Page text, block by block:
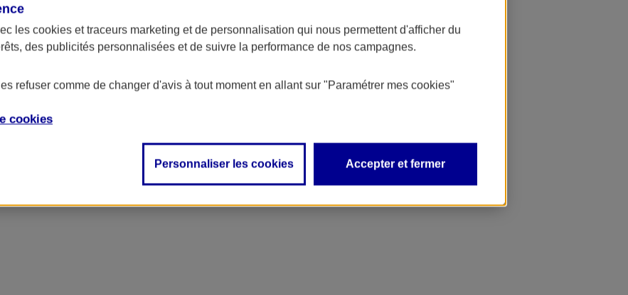
les cookies et traceurs marketing et de personnalisation qui nous permettent d'afficher du
des publicités personnalisées et de suivre la performance de nos campagnes.
refuser comme de changer d'avis à tout moment en allant sur "Paramétrer mes cookies"
cookies
Personnaliser les cookies Accepter et fermer